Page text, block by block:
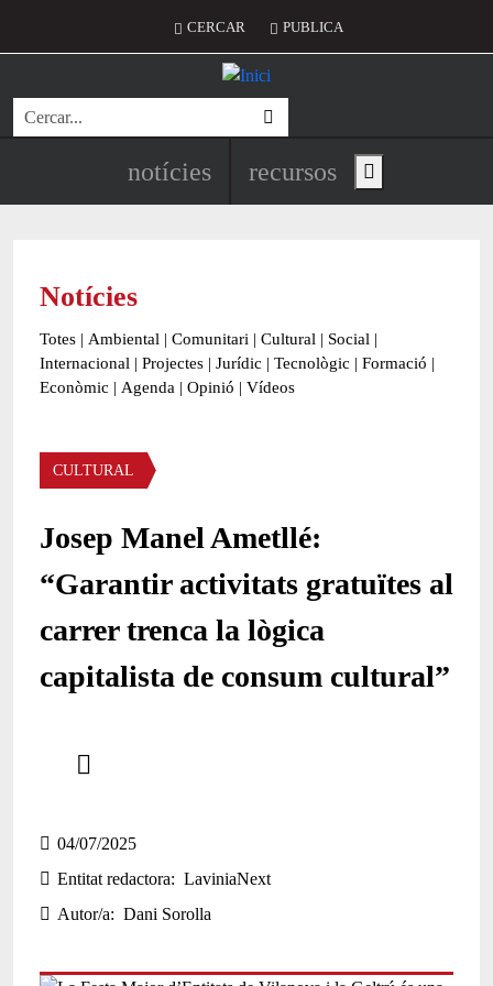
Menú del compte d'usuari
CERCAR PUBLICA
Cerca
Navegació principal de
notícies recursos Show main menu
Notícies
Totes | Ambiental | Comunitari | Cultural | Social |
Internacional | Projectes | Jurídic | Tecnològic | Formació |
Econòmic | Agenda | Opinió | Vídeos
Àmbit de la notícia
CULTURAL
Josep Manel Ametllé:
“Garantir activitats gratuïtes al
carrer trenca la lògica
capitalista de consum cultural”
04/07/2025
Entitat redactora
LaviniaNext
Autor/a
Dani Sorolla